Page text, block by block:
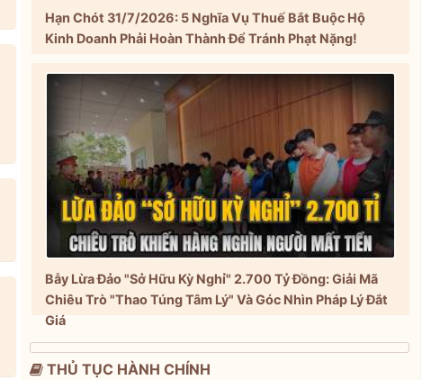
Hạn Chót 31/7/2026: 5 Nghĩa Vụ Thuế Bắt Buộc Hộ
Kinh Doanh Phải Hoàn Thành Để Tránh Phạt Nặng!
Bẫy Lừa Đảo "Sở Hữu Kỳ Nghỉ" 2.700 Tỷ Đồng: Giải Mã
Chiêu Trò "Thao Túng Tâm Lý" Và Góc Nhìn Pháp Lý Đắt
Giá
THỦ TỤC HÀNH CHÍNH